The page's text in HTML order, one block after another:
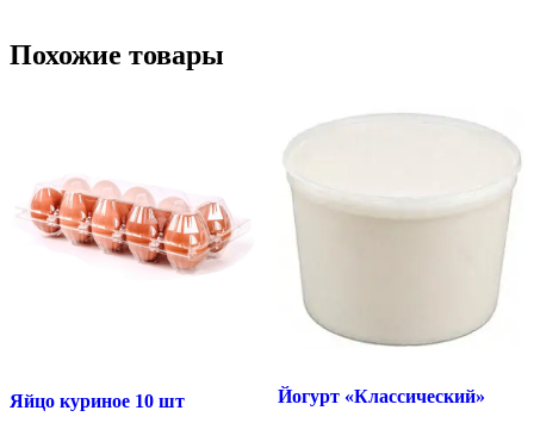
Похожие товары
Яйцо куриное 10 шт
Йогурт «Классический»